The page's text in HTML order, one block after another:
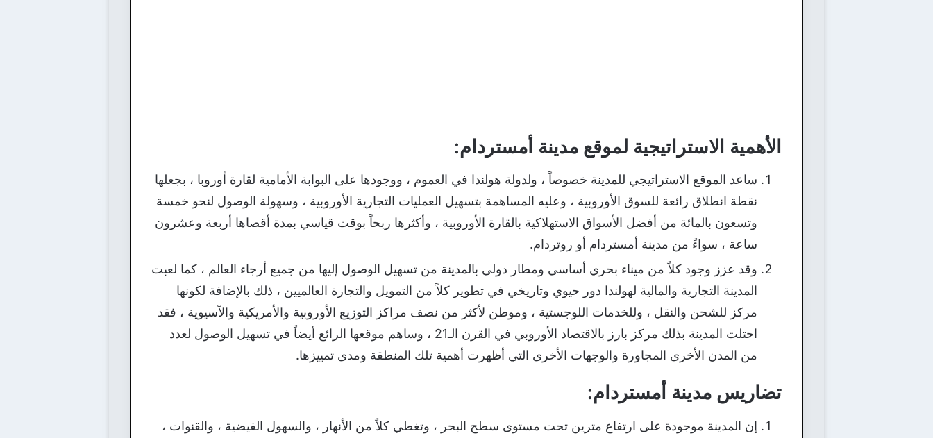
الأهمية الاستراتيجية لموقع مدينة أمستردام:
ساعد الموقع الاستراتيجي للمدينة خصوصاً ، ولدولة هولندا في العموم ، ووجودها على البوابة الأمامية لقارة أوروبا ، بجعلها
نقطة انطلاق رائعة للسوق الأوروبية ، وعليه المساهمة بتسهيل العمليات التجارية الأوروبية ، وسهولة الوصول لنحو خمسة
وتسعون بالمائة من أفضل الأسواق الاستهلاكية بالقارة الأوروبية ، وأكثرها ربحاً بوقت قياسي بمدة أقصاها أربعة وعشرون
ساعة ، سواءً من مدينة أمستردام أو روتردام.
وقد عزز وجود كلاً من ميناء بحري أساسي ومطار دولي بالمدينة من تسهيل الوصول إليها من جميع أرجاء العالم ، كما لعبت
المدينة التجارية والمالية لهولندا دور حيوي وتاريخي في تطوير كلاً من التمويل والتجارة العالميين ، ذلك بالإضافة لكونها
مركز للشحن والنقل ، وللخدمات اللوجستية ، وموطن لأكثر من نصف مراكز التوزيع الأوروبية والأمريكية والآسيوية ، فقد
احتلت المدينة بذلك مركز بارز بالاقتصاد الأوروبي في القرن الـ21 ، وساهم موقعها الرائع أيضاً في تسهيل الوصول لعدد
من المدن الأخرى المجاورة والوجهات الأخرى التي أظهرت أهمية تلك المنطقة ومدى تمييزها.
تضاريس مدينة أمستردام:
إن المدينة موجودة على ارتفاع مترين تحت مستوى سطح البحر ، وتغطي كلاً من الأنهار ، والسهول الفيضية ، والقنوات ،